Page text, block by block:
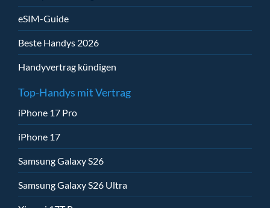
eSIM-Guide
Beste Handys 2026
Handyvertrag kündigen
Top-Handys mit Vertrag
iPhone 17 Pro
iPhone 17
Samsung Galaxy S26
Samsung Galaxy S26 Ultra